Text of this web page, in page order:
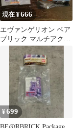
現在 ¥666
エヴァンゲリオン ベア
ブリック マルチアクリ
ルスタンド
¥699
BE@RBRICK Package